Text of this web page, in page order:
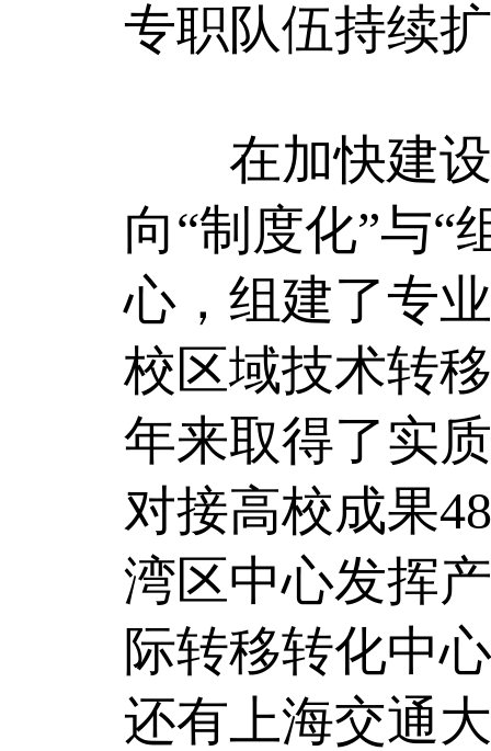
专职队伍持续
在加快建设
向“制度化”与“
心，组建了专
校区域技术转
年来取得了实
对接高校成果
湾区中心发挥
际转移转化中
还有上海交通